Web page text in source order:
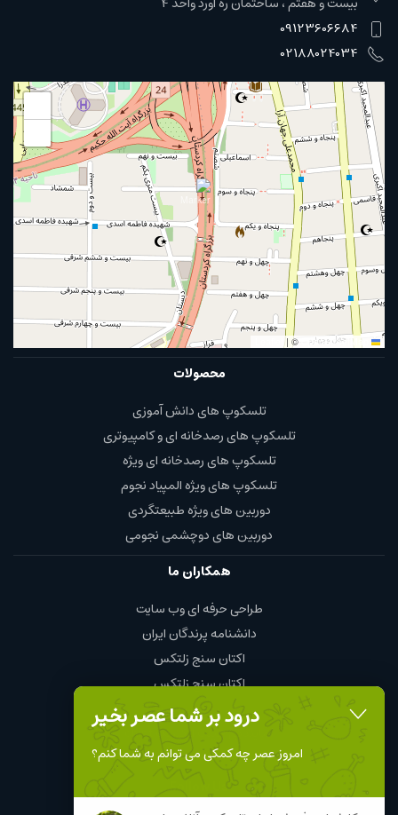
درود بر شما عصر بخیر
امروز عصر چه کمکی می توانم به شما کنم؟
09123606684
02188024034
| © OpenStreetMap
محصولات
تلسکوپ های دانش آموزی
تلسکوپ های رصدخانه ای و کامپیوتری
تلسکوپ های رصدخانه ای ویژه
تلسکوپ های ویژه المپیاد نجوم
دوربین های ویژه طبیعتگردی
دوربین های دوچشمی نجومی
همکاران ما
طراحی حرفه ای وب سایت
دانشنامه پرندگان ایران
اکتان سنج زلتکس
اکتان سنج زلتکس
چای و قهوه محمود
نمایندگی چینت الکتریک chint